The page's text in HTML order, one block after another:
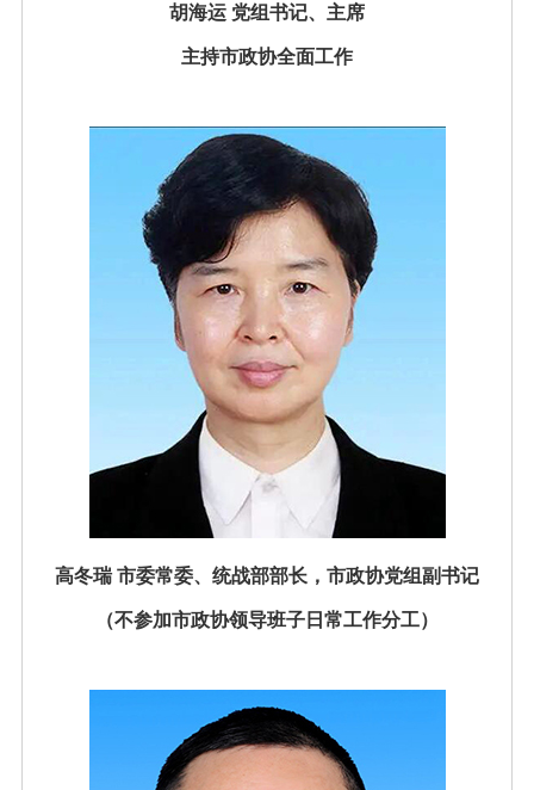
胡海运 党组书记、主席
主持市政协全面工作
高冬瑞 市委常委、统战部部长，市政协党组副书记
（不参加市政协领导班子日常工作分工）